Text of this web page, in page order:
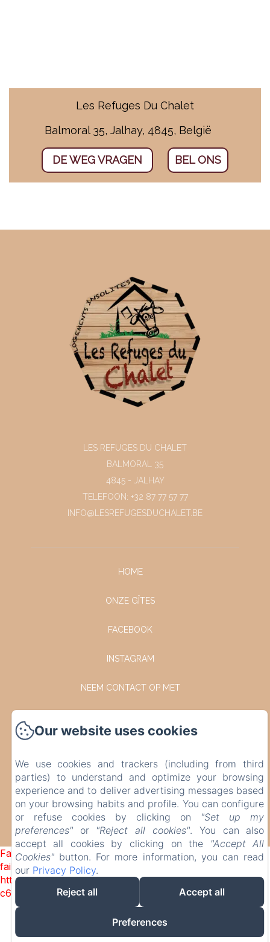
Les Refuges Du Chalet
Balmoral 35, Jalhay, 4845, België
DE WEG VRAGEN BEL ONS
LES REFUGES DU CHALET
BALMORAL 35
4845 - JALHAY
TELEFOON: +32 87 77 57 77
INFO@LESREFUGESDUCHALET.BE
HOME
ONZE GÎTES
FACEBOOK
INSTAGRAM
NEEM CONTACT OP MET
INFORMATIONS SUR LES COOKIES
EN FR DE NL
MOGELIJK GEMAAKT MET AMENITIZ
Failed to load BookingEngine/index: Loading chunk 1322
failed. (missing:
https://d1cmur5l0xva3h.cloudfront.net/packs/1322-
c6e932f9d3d27b65-1bf7c4dc6a241241.js)
Our website uses cookies
We use cookies and trackers (including from third
parties) to understand and optimize your browsing
experience and to deliver advertising messages based
on your browsing habits and profile. You can configure
or refuse cookies by clicking on "Set up my
preferences"or "Reject all cookies". You can also
accept all cookies by clicking on the
"Accept All
Cookies"button. For more information, you can read
our Privacy Policy.
Reject all
Accept all
Preferences